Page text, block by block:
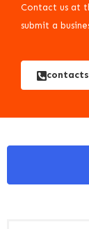
Contact us at
submit a
contacts